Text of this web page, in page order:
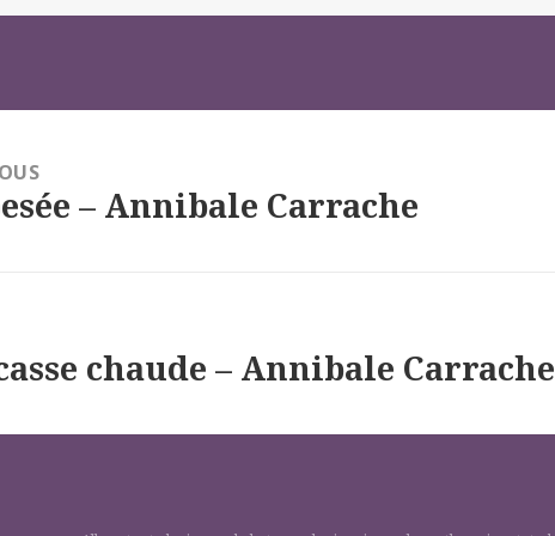
– Annibale Carrache
chaude – Annibale Carrache